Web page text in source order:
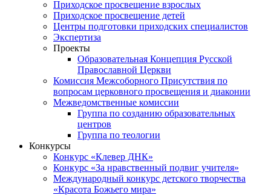
Приходское просвещение взрослых
Приходское просвещение детей
Центры подготовки приходских специалистов
Экспертиза
Проекты
Образовательная Концепция Русской
Православной Церкви
Комиссия Межсоборного Присутствия по
вопросам церковного просвещения и диаконии
Межведомственные комиссии
Группа по созданию образовательных
центров
Группа по теологии
Конкурсы
Конкурс «Клевер ДНК»
Конкурс «За нравственный подвиг учителя»
Международный конкурс детского творчества
«Красота Божьего мира»